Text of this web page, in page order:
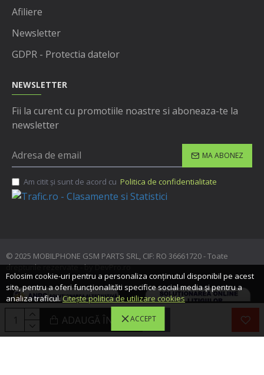
ADAUGĂ ÎN COŞ
Afiliere
Newsletter
GDPR - Protectia datelor
NEWSLETTER
Fii la curent cu promotiile noastre si aboneaza-te la
newsletter
MA ABONEZ
Am citit şi sunt de acord cu Politica de confidentialitate
© 2025 MOBILPHONE GSM PARTS SRL, CIF: RO 36661720 - Toate
drepturile rezervate - by DevPro.ro
ACCEPT
Folosim cookie-uri pentru a personaliza conținutul disponibil pe acest
site, pentru a oferi funcționalităti specifice social media și pentru a
analiza traficul.Citește politica de utilizare cookies